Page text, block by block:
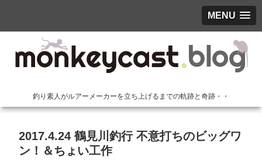
MENU
釣り素人がルアーメーカーを立ち上げるまでの軌跡と奇跡・・
2017.4.24 鶴見川釣行 不意打ちのビッグワ
ン！＆ちょい工作